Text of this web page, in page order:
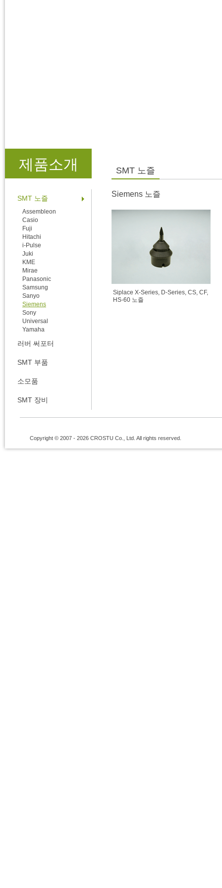
제품소개 SMT 노즐
SMT 노즐
Assembleon
Casio
Fuji
Hitachi
i-Pulse
Juki
KME
Mirae
Panasonic
Samsung
Sanyo
Siemens
Sony
Universal
Yamaha
러버 써포터
SMT 부품
소모품
SMT 장비
Siemens 노즐
Siplace X-Series, D-Series, CS, CF,
HS-60 노즐
Copyright © 2007 - 2026 CROSTU Co., Ltd. All rights reserved.